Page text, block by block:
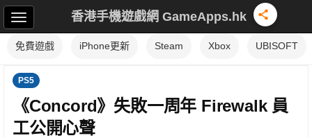
香港手機遊戲網 GameApps.hk
免費遊戲 iPhone更新 Steam Xbox UBISOFT
PS5
《Concord》失敗一周年 Firewalk 員
工公開心聲